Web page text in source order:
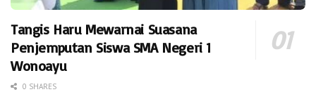
Tangis Haru Mewarnai Suasana
Penjemputan Siswa SMA Negeri 1
Wonoayu
0 SHARES